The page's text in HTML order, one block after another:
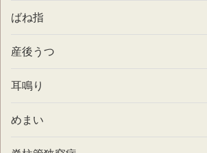
ばね指
産後うつ
耳鳴り
めまい